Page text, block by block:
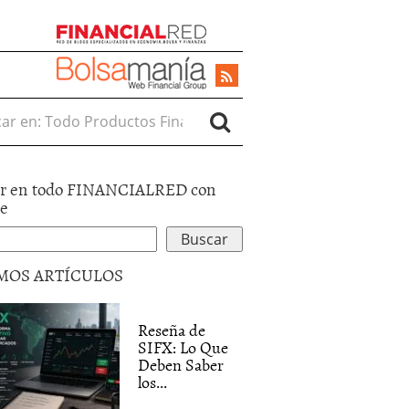
en:
en todo FINANCIALRED con
ARTÍCULOS
Reseña de
SIFX: Lo Que
Deben Saber
los...